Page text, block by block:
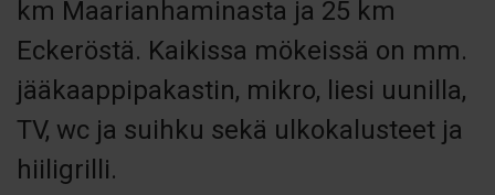
km Maarianhaminasta ja 25 km
Eckeröstä. Kaikissa mökeissä on mm.
jääkaappipakastin, mikro, liesi uunilla,
TV, wc ja suihku sekä ulkokalusteet ja
hiiligrilli.